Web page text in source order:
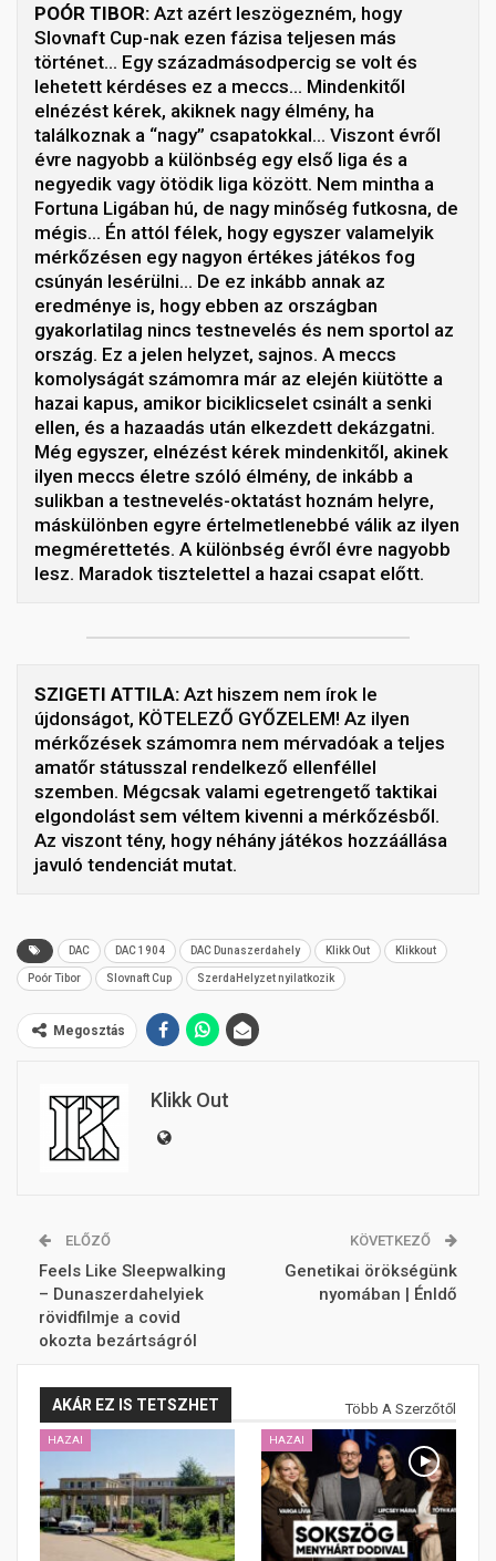
POÓR TIBOR: Azt azért leszögezném, hogy
Slovnaft Cup-nak ezen fázisa teljesen más
történet… Egy századmásodpercig se volt és
lehetett kérdéses ez a meccs… Mindenkitől
elnézést kérek, akiknek nagy élmény, ha
találkoznak a “nagy” csapatokkal… Viszont évről
évre nagyobb a különbség egy első liga és a
negyedik vagy ötödik liga között. Nem mintha a
Fortuna Ligában hú, de nagy minőség futkosna, de
mégis… Én attól félek, hogy egyszer valamelyik
mérkőzésen egy nagyon értékes játékos fog
csúnyán lesérülni… De ez inkább annak az
eredménye is, hogy ebben az országban
gyakorlatilag nincs testnevelés és nem sportol az
ország. Ez a jelen helyzet, sajnos. A meccs
komolyságát számomra már az elején kiütötte a
hazai kapus, amikor biciklicselet csinált a senki
ellen, és a hazaadás után elkezdett dekázgatni.
Még egyszer, elnézést kérek mindenkitől, akinek
ilyen meccs életre szóló élmény, de inkább a
sulikban a testnevelés-oktatást hoznám helyre,
máskülönben egyre értelmetlenebbé válik az ilyen
megmérettetés. A különbség évről évre nagyobb
lesz. Maradok tisztelettel a hazai csapat előtt.
SZIGETI ATTILA: Azt hiszem nem írok le
újdonságot, KÖTELEZŐ GYŐZELEM! Az ilyen
mérkőzések számomra nem mérvadóak a teljes
amatőr státusszal rendelkező ellenféllel
szemben. Mégcsak valami egetrengető taktikai
elgondolást sem véltem kivenni a mérkőzésből.
Az viszont tény, hogy néhány játékos hozzáállása
javuló tendenciát mutat.
DAC DAC 1904 DAC Dunaszerdahely Klikk Out Klikkout
Poór Tibor Slovnaft Cup SzerdaHelyzet nyilatkozik
Megosztás
Klikk Out
ELŐZŐ
Feels Like Sleepwalking
– Dunaszerdahelyiek
rövidfilmje a covid
okozta bezártságról
KÖVETKEZŐ
Genetikai örökségünk
nyomában | ÉnIdő
AKÁR EZ IS TETSZHET Több A Szerzőtől
HAZAI HAZAI